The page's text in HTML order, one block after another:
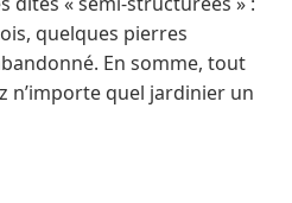
quelques pierres
En somme, tout
n’importe quel jardinier un